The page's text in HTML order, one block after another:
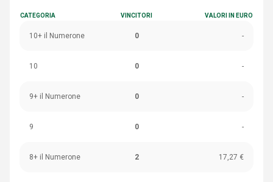
CATEGORIA VINCITORI VALORI IN EURO
10+ il Numerone 0 -
10 0 -
9+ il Numerone 0 -
9 0 -
8+ il Numerone 2 17,27 €